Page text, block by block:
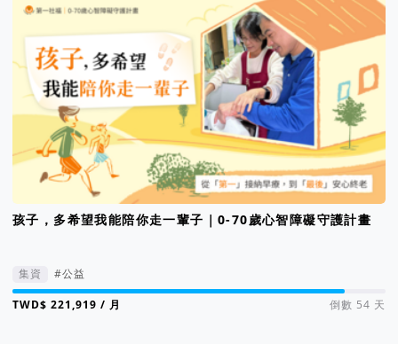
孩子，多希望我能陪你走一輩子｜0-70歲心智障礙守護計畫
集資 #公益
集資進度 89%
/ 月 倒數 54 天